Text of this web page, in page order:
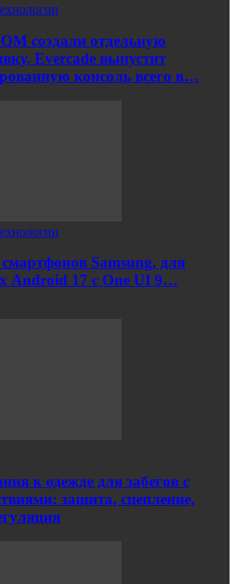
создали отдельную
Evercade выпустит
консоль всего в…
Samsung, для
Android 17 с One UI 9…
к одежде для забегов с
защита, сцепление,